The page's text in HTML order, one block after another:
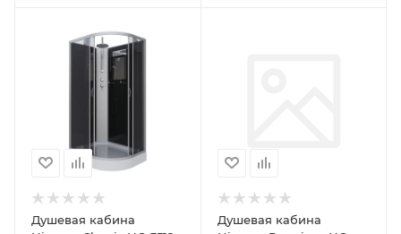
Душевая кабина
Душевая кабина